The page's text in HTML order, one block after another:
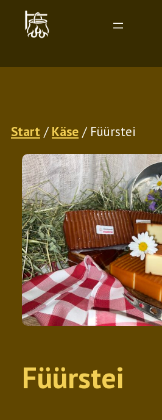
Zum
Inhalt
springen
Start / Käse / Füürstei
Füürstei